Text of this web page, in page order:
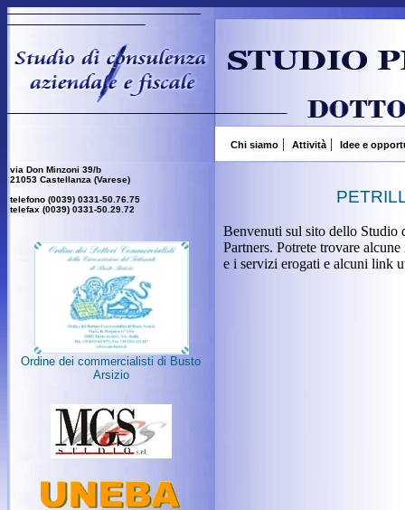
Chi siamo | Attività | Idee e
via Don Minzoni 39/b
21053 Castellanza (Varese)
telefono (0039) 0331-50.76.75
telefax (0039) 0331-50.29.72
Ordine dei commercialisti di Busto
Arsizio